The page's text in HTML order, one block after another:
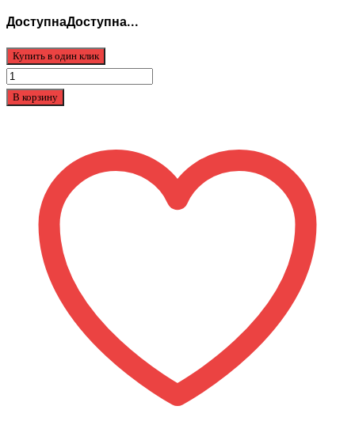
ДоступнаДоступна...
Купить в один клик
Количество
товара
В корзину